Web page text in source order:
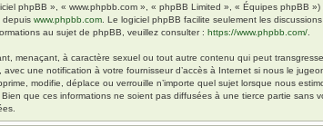
phpBB », « www.phpbb.com », « phpBB Limited », « Équipes phpBB
depuis www.phpbb.com . Le logiciel phpBB facilite seulement les
au sujet de phpBB, veuillez consulter : https://www.phpbb.com/
menaçant, à caractère sexuel ou tout autre contenu qui peut
une notification à votre fournisseur d’accès à Internet si nous le
modifie, déplace ou verrouille n’importe quel sujet lorsque nous
que ces informations ne soient pas diffusées à une tierce partie sans